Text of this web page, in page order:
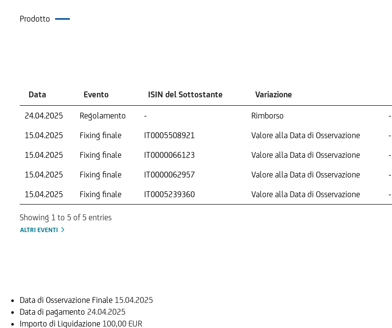
Prodotto
Data Evento ISIN del Sottostante Variazione
24.04.2025 Regolamento - Rimborso -
15.04.2025
Fixing finale IT0005508921 Valore alla Data di Osservazione -
15.04.2025
Fixing finale IT0000066123 Valore alla Data di Osservazione -
15.04.2025
Fixing finale IT0000062957 Valore alla Data di Osservazione -
15.04.2025
Fixing finale IT0005239360 Valore alla Data di Osservazione -
Showing 1 to 5 of 5 entries
ALTRI EVENTI
Data di Osservazione Finale 15.04.2025
Data di pagamento 24.04.2025
Importo di Liquidazione 100,00 EUR